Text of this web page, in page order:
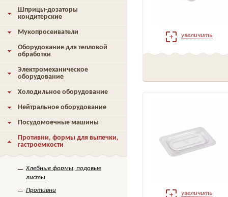
увеличить
увеличить
Шприцы-дозаторы
кондитерские
Мукопросеиватели
Оборудование для тепловой
обработки
Электромеханическое
оборудование
Холодильное оборудование
Нейтральное оборудование
Посудомоечные машины
Противни, формы для выпечки,
гастроемкости
Хлебные формы, подовые
листы
Противни